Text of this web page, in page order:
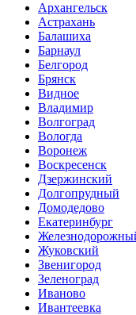
Архангельск
Астрахань
Балашиха
Барнаул
Белгород
Брянск
Видное
Владимир
Волгоград
Вологда
Воронеж
Воскресенск
Дзержинский
Долгопрудный
Домодедово
Екатеринбург
Жуковский
Звенигород
Зеленоград
Иваново
Ивантеевка